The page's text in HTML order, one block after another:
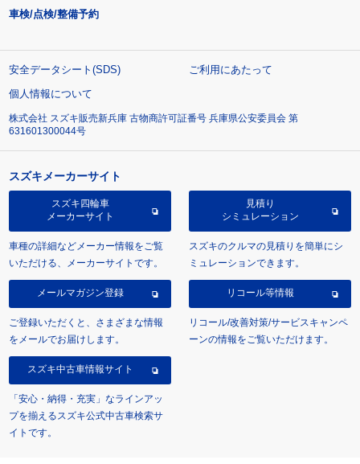
車検/点検/整備予約
安全データシート(SDS)
ご利用にあたって
個人情報について
株式会社 スズキ販売新兵庫 古物商許可証番号 兵庫県公安委員会 第
631601300044号
スズキメーカーサイト
スズキ四輪車
メーカーサイト
車種の詳細などメーカー情報をご覧
いただける、メーカーサイトです。
見積り
シミュレーション
スズキのクルマの見積りを簡単にシ
ミュレーションできます。
メールマガジン登録
ご登録いただくと、さまざまな情報
をメールでお届けします。
リコール等情報
リコール/改善対策/サービスキャンペ
ーンの情報をご覧いただけます。
スズキ中古車情報サイト
「安心・納得・充実」なラインアッ
プを揃えるスズキ公式中古車検索サ
イトです。